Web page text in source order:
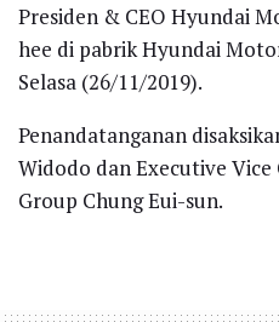
Presiden & CEO Hyundai
hee di pabrik Hyundai
Selasa (26/11/2019).
Penandatanganan
Widodo dan Executive
Group Chung Eui-sun.